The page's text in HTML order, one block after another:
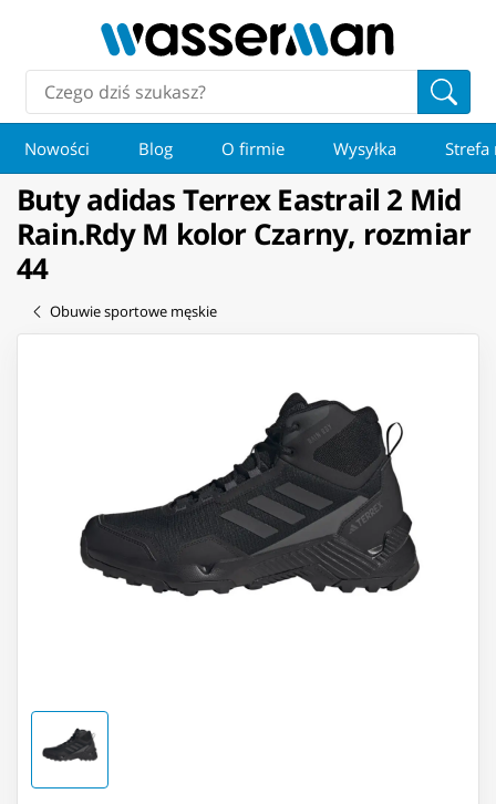
Nowości Blog O firmie Wysyłka Strefa
Buty adidas Terrex Eastrail 2 Mid
Rain.Rdy M kolor Czarny, rozmiar
44
Obuwie sportowe męskie